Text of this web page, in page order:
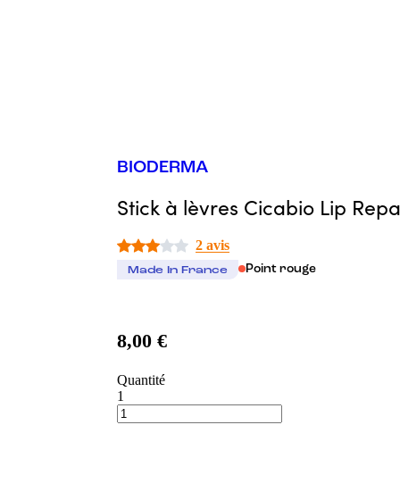
BIODERMA
Stick à lèvres Cicabio Lip
2 avis
Made In France Point rouge
8,00 €
Quantité
1